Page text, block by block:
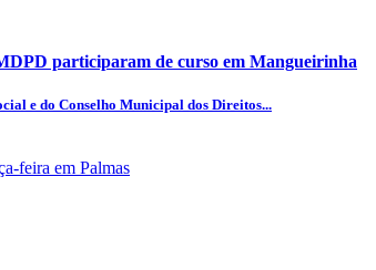
participaram de curso em Mangueirinha
e do Conselho Municipal dos Direitos...